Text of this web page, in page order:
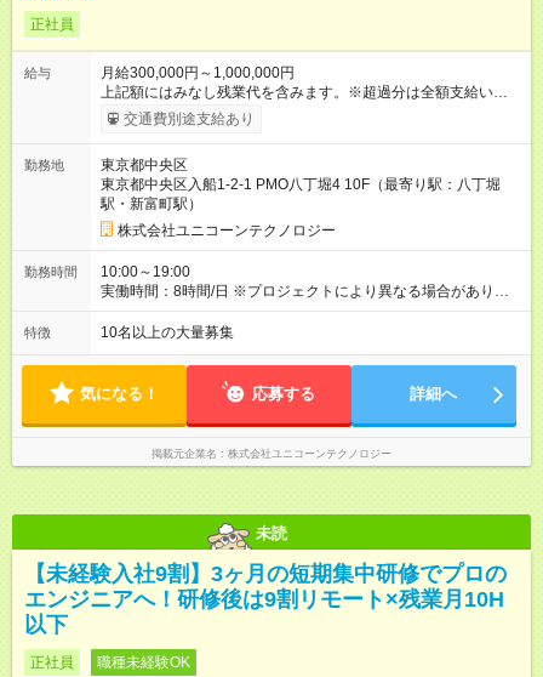
正社員
給与
月給300,000円～1,000,000円
上記額にはみなし残業代を含みます。※超過分は全額支給いたし
ます。 みなし残業代 10,000円／月 みなし残業時間 6時間／月
前職から年収300万円アップの実績も多数あり！ 《経験5年以
以上》 月給32万円以上+スキルアップ成果給+各種手当 ★月給50
万円以上での採用実績有！ ★経験・スキルを考慮の上、加給、
優遇いたします（ITジャンル問わず） 【昇給】 ☆適時昇給制度
（毎月／最大年12回考査） ※1年間で月収25万円以上の昇給実
績あり 【手当】 ☆交通費全額支給 ☆時間外、深夜、休日各種手
当 ☆資格手当（推奨資格昇給、手当、受験費用負担） ※入社2
週間での取得・11ヶ月連続取得・1人に対し150万円の支払い実
プ成果給 【試用期間】試用期間なし
交通費別途支給あり
勤務地
東京都中央区
東京都中央区入船1-2-1 PMO八丁堀4 10F（最寄り駅：八丁堀
駅・新富町駅）
株式会社ユニコーンテクノロジー
勤務時間
10:00～19:00
実働時間：8時間/日 ※プロジェクトにより異なる場合がありま
す。 ※平均残業時間：月10時間
特徴 10名以上の大量募集
気になる！ 応募する 詳細へ
掲載元企業名 株式会社ユニコーンテクノロジー
未読
【未経験入社9割】3ヶ月の短期集中研修でプロの
エンジニアへ！研修後は9割リモート×残業月10H
以下
正社員 職種未経験OK